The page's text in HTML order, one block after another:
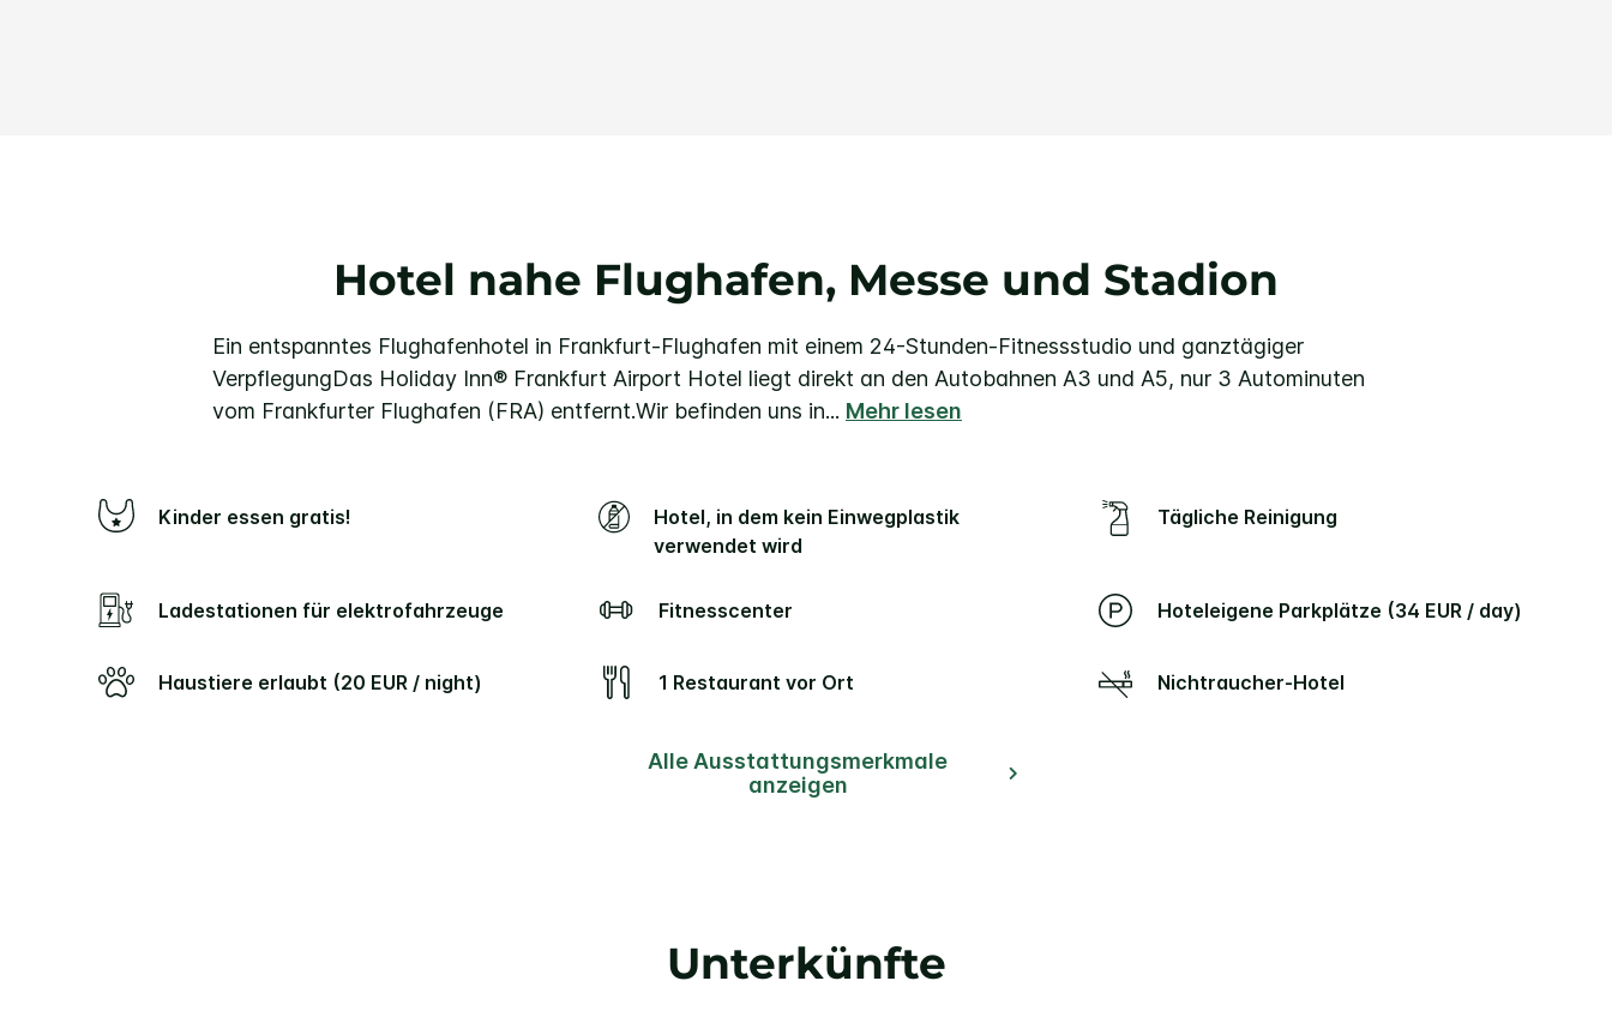
Hotel nahe Flughafen, Messe und Stadion
Ein entspanntes Flughafenhotel in Frankfurt-Flughafen mit einem 24-Stunden-Fitnessstudio und ganztägiger
VerpflegungDas Holiday Inn® Frankfurt Airport Hotel liegt direkt an den Autobahnen A3 und A5, nur 3 Autominuten
vom Frankfurter Flughafen (FRA) entfernt.Wir befinden uns in... Mehr lesen
Kinder essen gratis!
Hotel, in dem kein Einwegplastik
verwendet wird
Tägliche Reinigung
Ladestationen für elektrofahrzeuge Fitnesscenter Hoteleigene Parkplätze (34 EUR / day)
Haustiere erlaubt (20 EUR / night) 1 Restaurant vor Ort Nichtraucher-Hotel
Alle Ausstattungsmerkmale
anzeigen
Unterkünfte